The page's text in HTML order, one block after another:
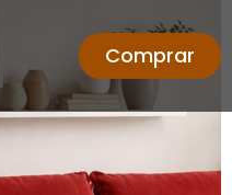
Comprar